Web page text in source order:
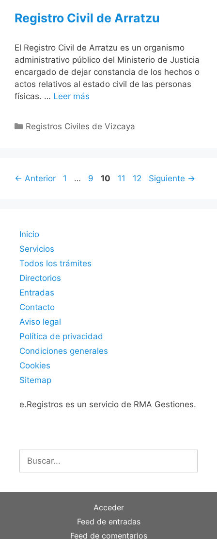
Registro Civil de Arratzu
El Registro Civil de Arratzu es un organismo
administrativo público del Ministerio de Justicia
encargado de dejar constancia de los hechos o
actos relativos al estado civil de las personas
físicas. … Leer más
Categorías
Registros Civiles de Vizcaya
← Anterior Página
1 … Página
9 Página
10 Página
11 Página
12 Siguiente →
Inicio
Servicios
Todos los trámites
Directorios
Entradas
Contacto
Aviso legal
Política de privacidad
Condiciones generales
Cookies
Sitemap
e.Registros es un servicio de RMA Gestiones.
Buscar:
Acceder
Feed de entradas
Feed de comentarios